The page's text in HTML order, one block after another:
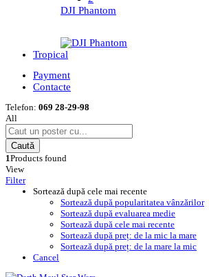
DJI Phantom
Tropical
Payment
Contacte
Telefon: 069 28-29-98
All
Caută
1Products found
View
Filter
Sortează după cele mai recente
Sortează după popularitatea vânzărilor
Sortează după evaluarea medie
Sortează după cele mai recente
Sortează după preț: de la mic la mare
Sortează după preț: de la mare la mic
Cancel